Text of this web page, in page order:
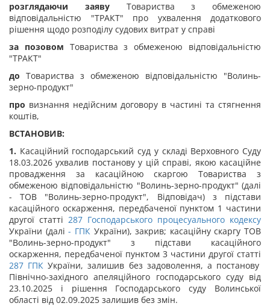
розглядаючи заяву Товариства з обмеженою
відповідальністю "ТРАКТ" про ухвалення додаткового
рішення щодо розподілу судових витрат у справі
за позовом Товариства з обмеженою відповідальністю
"ТРАКТ"
до Товариства з обмеженою відповідальністю "Волинь-
зерно-продукт"
про визнання недійсним договору в частині та стягнення
коштів,
ВСТАНОВИВ:
1. Касаційний господарський суд у складі Верховного Суду
18.03.2026 ухвалив постанову у цій справі, якою касаційне
провадження за касаційною скаргою Товариства з
обмеженою відповідальністю "Волинь-зерно-продукт" (далі
- ТОВ "Волинь-зерно-продукт", Відповідач) з підстави
касаційного оскарження, передбаченої пунктом 1 частини
другої статті 287 Господарського процесуального кодексу
України (далі - ГПКУкраїни), закрив; касаційну скаргу ТОВ
"Волинь-зерно-продукт" з підстави касаційного
оскарження, передбаченої пунктом 3 частини другої статті
287 ГПК України, залишив без задоволення, а постанову
Північно-західного апеляційного господарського суду від
23.10.2025 і рішення Господарського суду Волинської
області від 02.09.2025 залишив без змін.